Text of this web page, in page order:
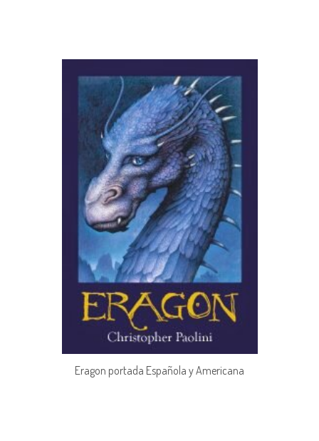
Eragon portada Española y Americana